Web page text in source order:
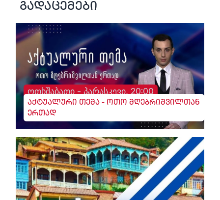
გადაცემები
ოთხშაბათი - პარასკევი, 20:00
აქტუალური თემა - ოთო მღებრიშვილთან
ერთად